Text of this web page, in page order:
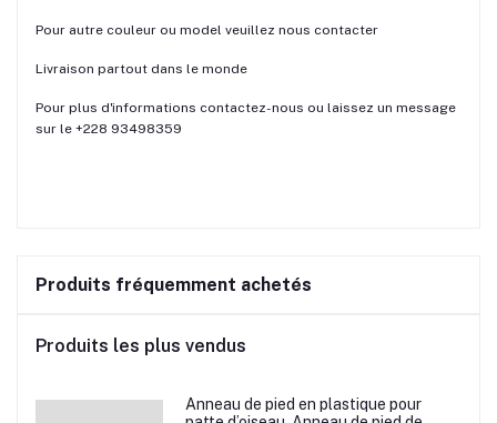
Pour autre couleur ou model veuillez nous contacter
Livraison partout dans le monde
Pour plus d'informations contactez-nous ou laissez un message
sur le +228 93498359
Produits fréquemment achetés
Produits les plus vendus
Anneau de pied en plastique pour